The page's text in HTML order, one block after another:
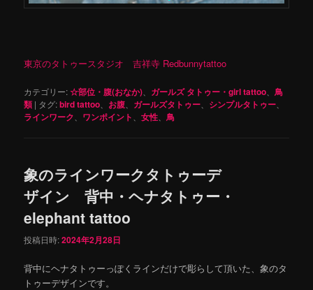
東京のタトゥースタジオ 吉祥寺 Redbunnytattoo
カテゴリー:☆部位・腹(おなか) ガールズ タトゥー・girl tattoo 、鳥
類 | タグ:bird tattoo お腹 ガールズタトゥー シンプルタトゥー
ラインワーク ワンポイント 、女性 、鳥
象のラインワークタトゥーデ
ザイン 背中・ヘナタトゥー・
elephant tattoo
投稿日時:2024年2月28日
背中にヘナタトゥーっぽくラインだけで彫らして頂いた、象のタ
トゥーデザインです。